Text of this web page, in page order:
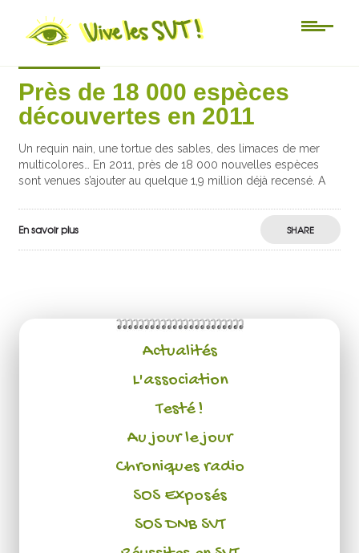
Près de 18 000 espèces
découvertes en 2011
Un requin nain, une tortue des sables, des limaces de mer
multicolores… En 2011, près de 18 000 nouvelles espèces
sont venues s’ajouter au quelque 1,9 million déjà recensé. A
En savoir plus SHARE
Actualités
L'association
Testé !
Au jour le jour
Chroniques radio
SOS Exposés
SOS DNB SVT